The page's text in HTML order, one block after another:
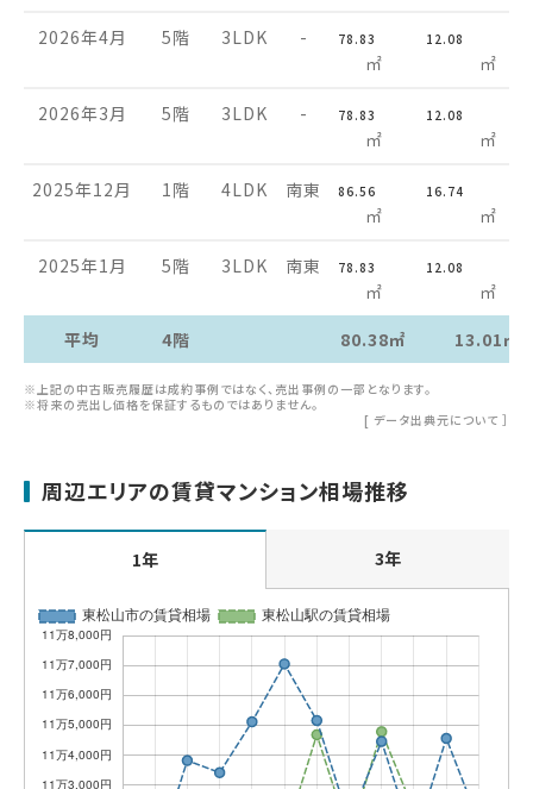
2026年4月 5階 3LDK - 78.83
㎡
12.08
㎡
2026年3月 5階 3LDK - 78.83
㎡
12.08
㎡
2025年12月 1階 4LDK 南東 86.56
㎡
16.74
㎡
2025年1月 5階 3LDK 南東 78.83
㎡
12.08
㎡
平均
4階 80.38㎡ 13.01㎡
※上記の中古販売履歴は成約事例ではなく、売出事例の一部となります。
※将来の売出し価格を保証するものではありません。
[ データ出典元について ］
周辺エリアの賃貸マンション相場推移
1年 3年